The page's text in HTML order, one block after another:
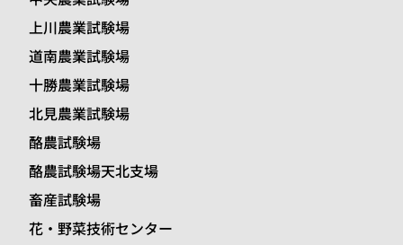
上川農業試験場
道南農業試験場
十勝農業試験場
北見農業試験場
酪農試験場
酪農試験場天北支場
畜産試験場
花・野菜技術センター